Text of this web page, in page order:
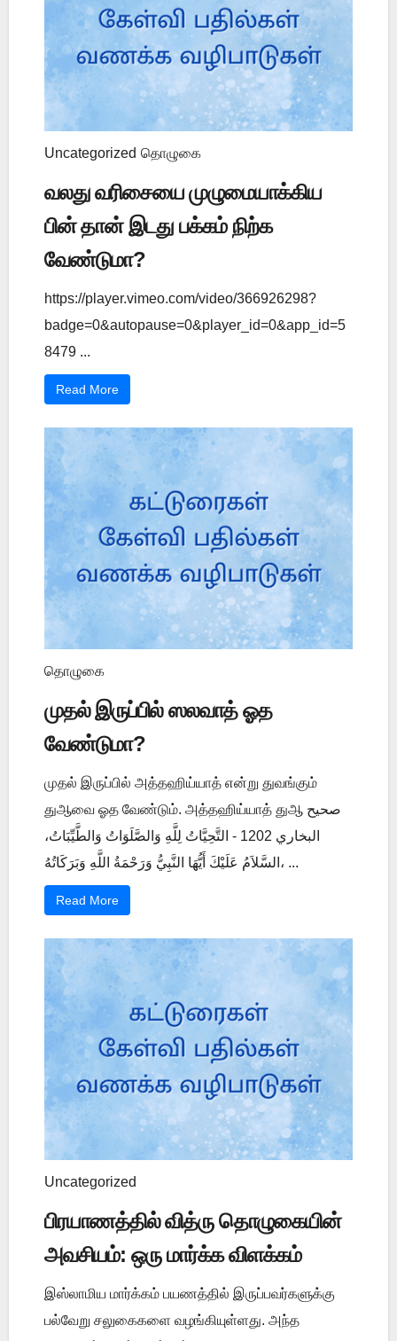
Uncategorized தொழுகை
வலது வரிசையை முழுமையாக்கிய
பின் தான் இடது பக்கம் நிற்க
வேண்டுமா?
https://player.vimeo.com/video/366926298?
badge=0&autopause=0&player_id=0&app_id=5
8479 ...
Read More
தொழுகை
முதல் இருப்பில் ஸலவாத் ஓத
வேண்டுமா?
முதல் இருப்பில் அத்தஹிய்யாத் என்று துவங்கும்
துஆவை ஓத வேண்டும். அத்தஹிய்யாத் துஆ صحيح
البخاري 1202 - التَّحِيَّاتُ لِلَّهِ وَالصَّلَوَاتُ وَالطَّيِّبَاتُ،
السَّلاَمُ عَلَيْكَ أَيُّهَا النَّبِيُّ وَرَحْمَةُ اللَّهِ وَبَرَكَاتُهُ، ...
Read More
Uncategorized
பிரயாணத்தில் வித்ரு தொழுகையின்
அவசியம்: ஒரு மார்க்க விளக்கம்
இஸ்லாமிய மார்க்கம் பயணத்தில் இருப்பவர்களுக்கு
பல்வேறு சலுகைகளை வழங்கியுள்ளது. அந்த